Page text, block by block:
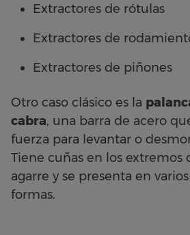
Extractores de rótulas
Extractores de
Extractores de piñones
Otro caso clásico es la
cabra, una barra de acero
fuerza para levantar o
Tiene cuñas en los extremos
agarre y se presenta en
formas.